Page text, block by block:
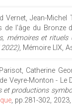
Vernet, Jean-
de l'âge du Bronze
mémoires et
, Mémoire LIX,
Catherine
Veyre-Monton - Le
et productions
, pp.281-302,